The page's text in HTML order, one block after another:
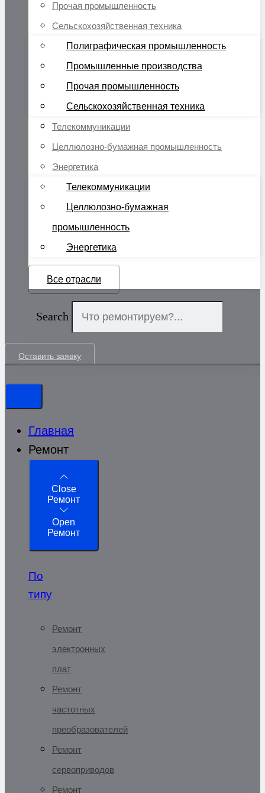
Прочая промышленность
Сельскохозяйственная техника
Полиграфическая промышленность
Промышленные производства
Прочая промышленность
Сельскохозяйственная техника
Телекоммуникации
Целлюлозно-бумажная промышленность
Энергетика
Телекоммуникации
Целлюлозно-бумажная
промышленность
Энергетика
Все отрасли
Search
Оставить заявку
Главная
Ремонт
Close
Ремонт
Open
Ремонт
По
типу
Ремонт
электронных
плат
Ремонт
частотных
преобразователей
Ремонт
сервоприводов
Ремонт